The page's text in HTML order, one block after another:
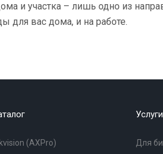
и участка – лишь одно из
для вас дома, и на работе.
(AXPro)
Услуги
Для